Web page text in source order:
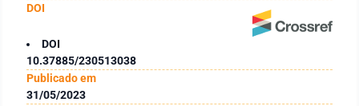
DOI
DOI
10.37885/230513038
Publicado em
31/05/2023